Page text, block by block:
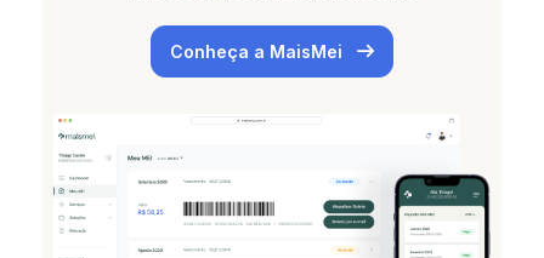
Conheça a MaisMei